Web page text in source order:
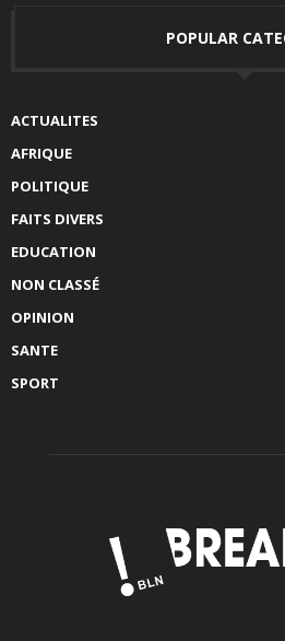
POPULAR
ACTUALITES
AFRIQUE
POLITIQUE
FAITS DIVERS
EDUCATION
NON CLASSÉ
OPINION
SANTE
SPORT